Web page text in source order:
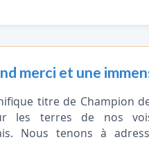
merci et une
titre de Champion
les terres de nos
Nous tenons à